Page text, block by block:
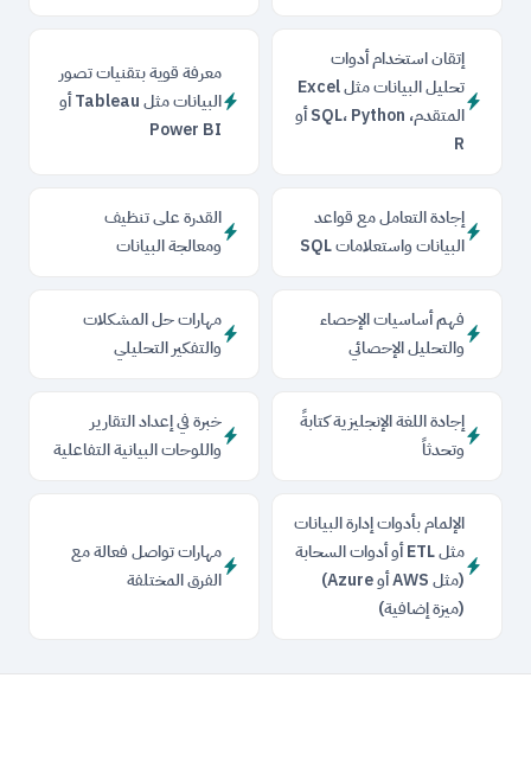
إتقان استخدام أدوات
تحليل البيانات مثل Excel
المتقدم، SQL، Python أو
R
معرفة قوية بتقنيات تصور
البيانات مثل Tableau أو
Power BI
إجادة التعامل مع قواعد
البيانات واستعلامات SQL
القدرة على تنظيف
ومعالجة البيانات
فهم أساسيات الإحصاء
والتحليل الإحصائي
مهارات حل المشكلات
والتفكير التحليلي
إجادة اللغة الإنجليزية كتابةً
وتحدثاً
خبرة في إعداد التقارير
واللوحات البيانية التفاعلية
الإلمام بأدوات إدارة البيانات
مثل ETL أو أدوات السحابة
(مثل AWS أو Azure)
(ميزة إضافية)
مهارات تواصل فعالة مع
الفرق المختلفة